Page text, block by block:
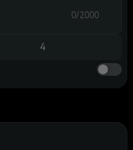
0/2000
4